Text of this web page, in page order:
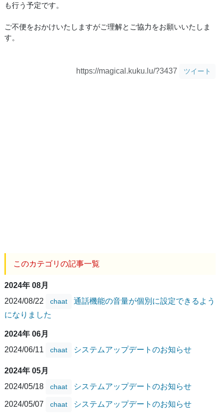
も行う予定です。
ご不便をおかけいたしますがご理解とご協力をお願いいたしま
す。
https://magical.kuku.lu/?3437 ツイート
このカテゴリの記事一覧
2024年 08月
2024/08/22
chaat
通話機能の音量が個別に設定できるよう
になりました
2024年 06月
2024/06/11
chaat システムアップデートのお知らせ
2024年 05月
2024/05/18
chaat システムアップデートのお知らせ
2024/05/07 chaat システムアップデートのお知らせ